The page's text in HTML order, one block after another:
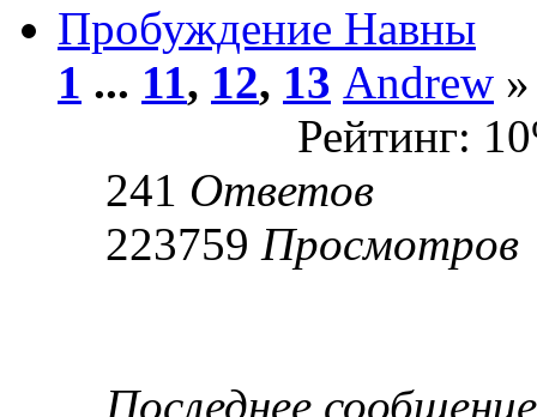
Пробуждение Навны
1 ... 11, 12, 13 Andrew
Рейтинг:
241 Ответов
223759 Просмотров
Последнее